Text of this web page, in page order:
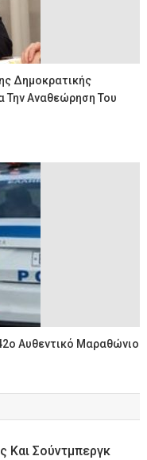
Δημοκρατικής
Την Αναθεώρηση Του
Αυθεντικό Μαραθώνιο
Και Σούντμπεργκ